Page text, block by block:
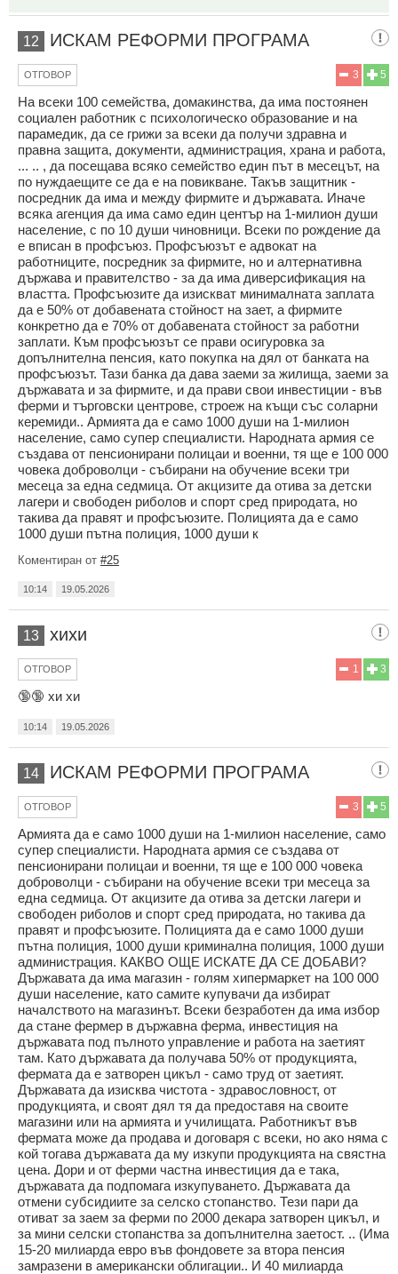
12 ИСКАМ РЕФОРМИ ПРОГРАМА
5
3
ОТГОВОР
На всеки 100 семейства, домакинства, да има постоянен
социален работник с психологическо образование и на
парамедик, да се грижи за всеки да получи здравна и
правна защита, документи, администрация, храна и работа,
... .. , да посещава всяко семейство един път в месецът, на
по нуждаещите се да е на повикване. Такъв защитник -
посредник да има и между фирмите и държавата. Иначе
всяка агенция да има само един център на 1-милион души
население, с по 10 души чиновници. Всеки по рождение да
е вписан в профсъюз. Профсъюзът е адвокат на
работниците, посредник за фирмите, но и алтернативна
държава и правителство - за да има диверсификация на
властта. Профсъюзите да изискват минималната заплата
да е 50% от добавената стойност на зает, а фирмите
конкретно да е 70% от добавената стойност за работни
заплати. Към профсъюзът се прави осигуровка за
допълнителна пенсия, като покупка на дял от банката на
профсъюзът. Тази банка да дава заеми за жилища, заеми за
държавата и за фирмите, и да прави свои инвестиции - във
ферми и търговски центрове, строеж на къщи със соларни
керемиди.. Армията да е само 1000 души на 1-милион
население, само супер специалисти. Народната армия се
създава от пенсионирани полицаи и военни, тя ще е 100 000
човека доброволци - събирани на обучение всеки три
месеца за една седмица. От акцизите да отива за детски
лагери и свободен риболов и спорт сред природата, но
такива да правят и профсъюзите. Полицията да е само
1000 души пътна полиция, 1000 души к
Коментиран от #25
10:14 19.05.2026
13 хихи
3
1
ОТГОВОР
🔞🔞 хи хи
10:14 19.05.2026
14 ИСКАМ РЕФОРМИ ПРОГРАМА
5
3
ОТГОВОР
Армията да е само 1000 души на 1-милион население, само
супер специалисти. Народната армия се създава от
пенсионирани полицаи и военни, тя ще е 100 000 човека
доброволци - събирани на обучение всеки три месеца за
една седмица. От акцизите да отива за детски лагери и
свободен риболов и спорт сред природата, но такива да
правят и профсъюзите. Полицията да е само 1000 души
пътна полиция, 1000 души криминална полиция, 1000 души
администрация. КАКВО ОЩЕ ИСКАТЕ ДА СЕ ДОБАВИ?
Държавата да има магазин - голям хипермаркет на 100 000
души население, като самите купувачи да избират
началството на магазинът. Всеки безработен да има избор
да стане фермер в държавна ферма, инвестиция на
държавата под пълното управление и работа на заетият
там. Като държавата да получава 50% от продукцията,
фермата да е затворен цикъл - само труд от заетият.
Държавата да изисква чистота - здравословност, от
продукцията, и своят дял тя да предоставя на своите
магазини или на армията и училищата. Работникът във
фермата може да продава и договаря с всеки, но ако няма с
кой тогава държавата да му изкупи продукцията на свястна
цена. Дори и от ферми частна инвестиция да е така,
държавата да подпомага изкупуването. Държавата да
отмени субсидиите за селско стопанство. Тези пари да
отиват за заем за ферми по 2000 декара затворен цикъл, и
за мини селски стопанства за допълнителна заетост. .. (Има
15-20 милиарда евро във фондовете за втора пенсия
замразени в американски облигации.. И 40 милиарда